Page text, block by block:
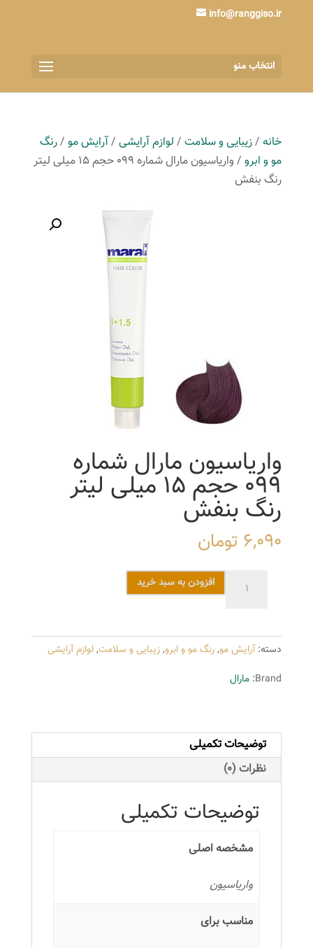
info@ranggiso.ir
انتخاب منو
خانه/زیبایی و سلامت/ لوازم آرایشی/آرایش مو/رنگ
مو و ابرو
/ واریاسیون مارال شماره 099 حجم 15 میلی لیتر
رنگ بنفش
واریاسیون مارال شماره
099 حجم 15 میلی لیتر
رنگ بنفش
6,090 تومان
099
حجم
15
رنگ
بنفش
عدد
افزودن به سبد خرید
دسته:آرایش مو,رنگ مو و ابرو,زیبایی و سلامت,لوازم آرایشی
Brand: مارال
توضیحات تکمیلی
نظرات (0)
توضیحات تکمیلی
مشخصه اصلی
واریاسیون
مناسب برای